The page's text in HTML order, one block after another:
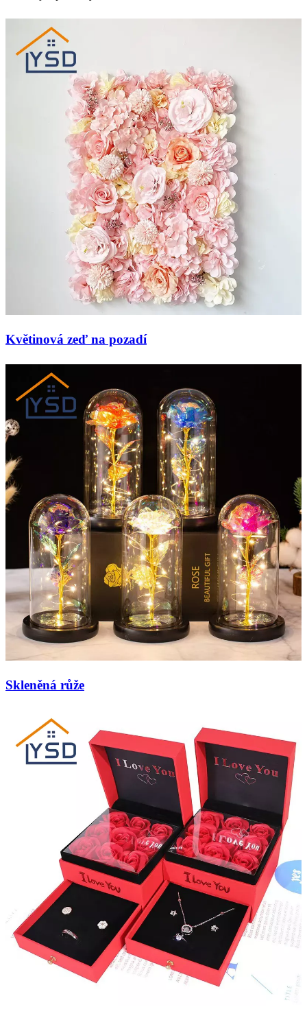
Květinová zeď na pozadí
Skleněná růže